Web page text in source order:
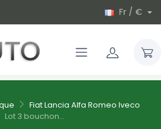
Fr / €
Fiat Lancia Alfa Romeo Iveco
Lot 3 bouchon...